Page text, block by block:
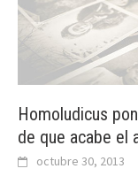
Homoludicus
de que acabe el
octubre 30, 2013